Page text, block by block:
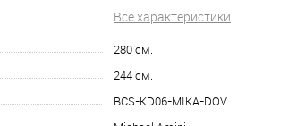
Все характеристики
280см.
244см.
BCS-KD06-MIKA-DOV